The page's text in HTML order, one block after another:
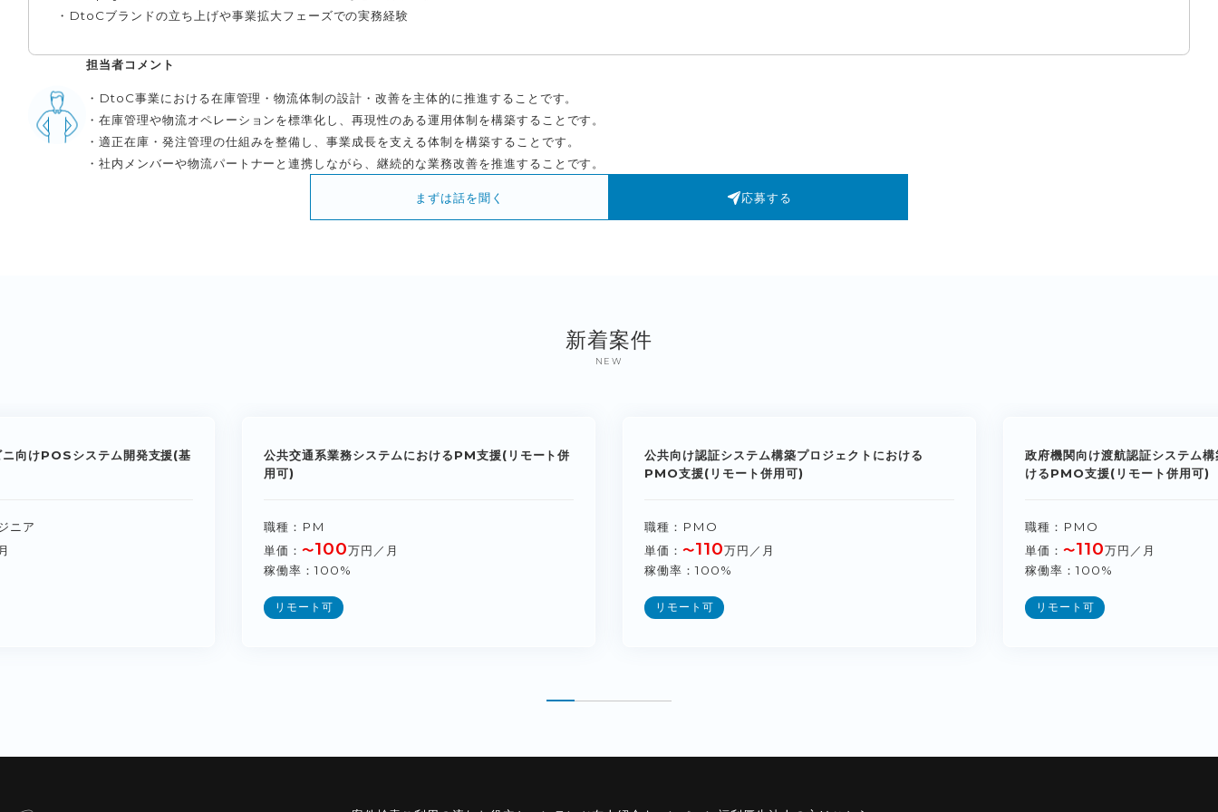
・DtoCブランドの立ち上げや事業拡大フェーズでの実務経験
担当者コメント
・DtoC事業における在庫管理・物流体制の設計・改善を主体的に推進することです。
・在庫管理や物流オペレーションを標準化し、再現性のある運用体制を構築することです。
・適正在庫・発注管理の仕組みを整備し、事業成長を支える体制を構築することです。
・社内メンバーや物流パートナーと連携しながら、継続的な業務改善を推進することです。
まずは話を聞く 応募する
新着案件
NEW
向けPOSシステム開発支援(基
ニア
公共交通系業務システムにおけるPM支援(リモート併
用可)
職種
PM
単価
〜100万円／月
稼働率
100%
リモート可
公共向け認証システム構築プロジェクトにおける
PMO支援(リモート併用可)
職種
PMO
単価
〜110万円／月
稼働率
100%
リモート可
政府機関向け渡航認証システム
けるPMO支援(リモート併用可)
職種
PMO
単価
〜110万円／月
稼働率
100%
リモート可